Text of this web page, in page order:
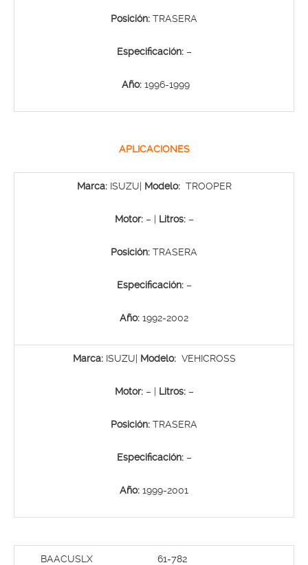
Posición: TRASERA
Especificación: –
Año:1996-1999
APLICACIONES
Marca:ISUZU| Modelo: TROOPER
Motor:– | Litros:–
Posición: TRASERA
Especificación: –
Año: 1992-2002
Marca:ISUZU| Modelo: VEHICROSS
Motor:– | Litros:–
Posición: TRASERA
Especificación: –
Año: 1999-2001
BAACUSLX 61-782